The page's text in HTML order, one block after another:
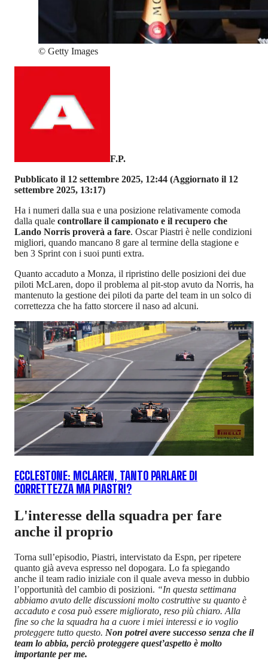
© Getty Images
F.P.
Pubblicato il 12 settembre 2025, 12:44 (Aggiornato il 12
settembre 2025, 13:17)
Ha i numeri dalla sua e una posizione relativamente comoda
dalla quale controllare il campionato e il recupero che
Lando Norris proverà a fare. Oscar Piastri è nelle condizioni
migliori, quando mancano 8 gare al termine della stagione e
ben 3 Sprint con i suoi punti extra.
Quanto accaduto a Monza, il ripristino delle posizioni dei due
piloti McLaren, dopo il problema al pit-stop avuto da Norris, ha
mantenuto la gestione dei piloti da parte del team in un solco di
correttezza che ha fatto storcere il naso ad alcuni.
ECCLESTONE: MCLAREN, TANTO PARLARE DI
CORRETTEZZA MA PIASTRI?
L'interesse della squadra per fare
anche il proprio
Torna sull’episodio, Piastri, intervistato da Espn, per ripetere
quanto già aveva espresso nel dopogara. Lo fa spiegando
anche il team radio iniziale con il quale aveva messo in dubbio
l’opportunità del cambio di posizioni. “In questa settimana
abbiamo avuto delle discussioni molto costruttive su quanto è
accaduto e cosa può essere migliorato, reso più chiaro. Alla
fine so che la squadra ha a cuore i miei interessi e io voglio
proteggere tutto questo. Non potrei avere successo senza che il
team lo abbia, perciò proteggere quest’aspetto è molto
importante per me.